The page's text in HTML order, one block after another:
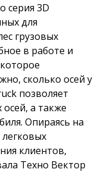
серия 3D
для
грузовых
в работе и
сколько осей у
позволяет
осей, а также
Опираясь на
клиентов,
Техно Вектор